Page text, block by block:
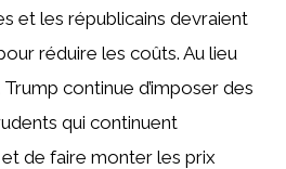
et les républicains devraient
réduire les coûts. Au lieu
continue d’imposer des
qui continuent
et de faire monter les prix